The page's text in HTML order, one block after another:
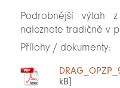
Podrobnější výtah
naleznete tradičně v
Přílohy / dokumenty:
kB]